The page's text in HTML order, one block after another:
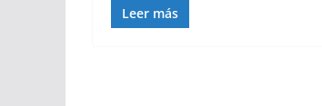
Leer más